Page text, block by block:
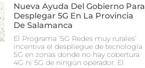
Nueva Ayuda Del Gobierno Para
Desplegar 5G En La Provincia
De Salamanca
El Programa ‘5G Redes muy rurales’
incentiva el despliegue de tecnología
5G en zonas donde no hay cobertura
4G ni 5G de ningún operador. El